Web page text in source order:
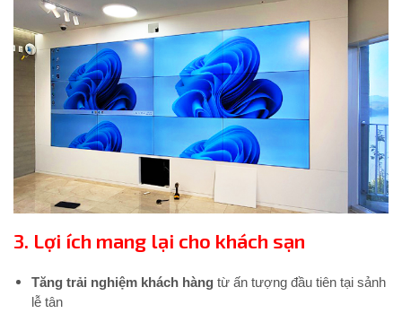
3. Lợi ích mang lại cho khách sạn
Tăng trải nghiệm khách hàng từ ấn tượng đầu tiên tại sảnh
lễ tân